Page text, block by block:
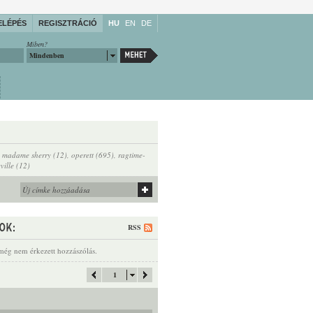
REGISZTRÁCIÓ HU EN DE
Miben?
Mindenben
madame sherry (12), operett (695), ragtime-
(12)
RSS
nem érkezett hozzászólás.
1